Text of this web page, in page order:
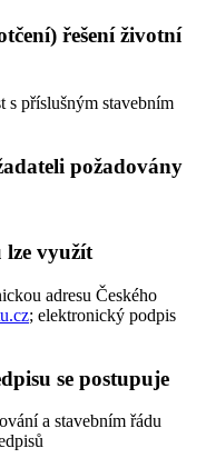
řešení životní
s příslušným stavebním
požadovány
lze využít
adresu Českého
; elektronický podpis
se postupuje
a stavebním řádu